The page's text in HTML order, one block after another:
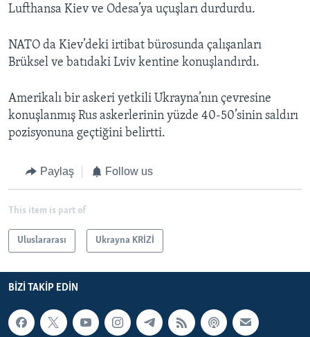
Lufthansa Kiev ve Odesa’ya uçuşları durdurdu.
NATO da Kiev’deki irtibat bürosunda çalışanları
Brüksel ve batıdaki Lviv kentine konuşlandırdı.
Amerikalı bir askeri yetkili Ukrayna’nın çevresine
konuşlanmış Rus askerlerinin yüzde 40-50’sinin saldırı
pozisyonuna geçtiğini belirtti.
Paylaş Follow us
This item is part of
Uluslararası Ukrayna KRİZİ
BIZI TAKIP EDIN